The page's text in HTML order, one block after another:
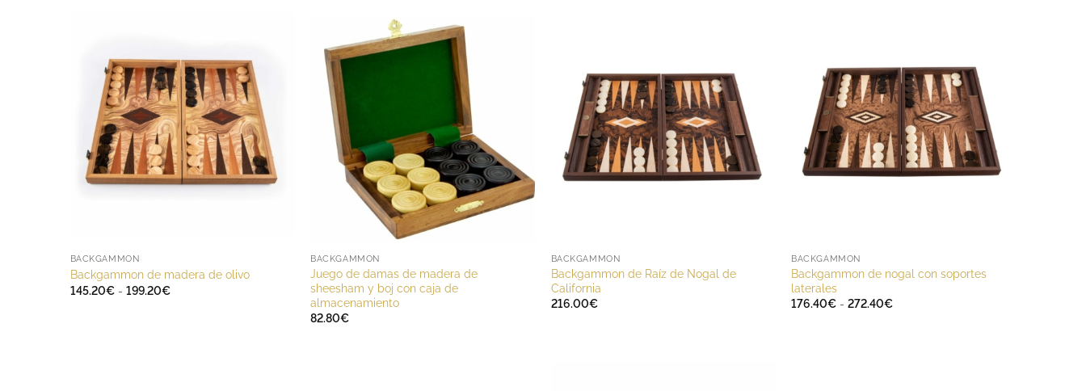
BACKGAMMON
Backgammon de madera de olivo
145.20€ - 199.20€Rango
BACKGAMMON
Juego de damas de madera de
sheesham y boj con caja de
almacenamiento
82.80€
BACKGAMMON
Backgammon de Raíz de Nogal de
California
216.00€
BACKGAMMON
Backgammon de nogal con soportes
laterales
176.40€ - 272.40€Rango